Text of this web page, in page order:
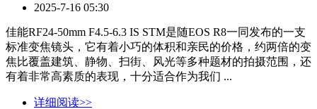
2025-7-16 05:30
佳能RF24-50mm F4.5-6.3 IS STM是随EOS R8一同发布的一支
标准变焦镜头，它有着小巧的体积和亲民的价格，约两倍的变
焦比覆盖建筑、静物、扫街、风光等多种题材的拍摄范围，还
有着非常高素质的表现，十分适合作为我们 ...
详细阅读>>